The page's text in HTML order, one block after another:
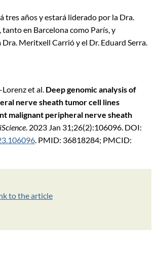
tres años y estará liderado por la Dra.
tanto en Barcelona como París, y
Meritxell Carrió y el Dr. Eduard Serra.
et al. Deep genomic analysis of
nerve sheath tumor cell lines
malignant peripheral nerve sheath
iScience. 2023 Jan 31;26(2):106096. DOI:
. PMID: 36818284; PMCID:
to the article